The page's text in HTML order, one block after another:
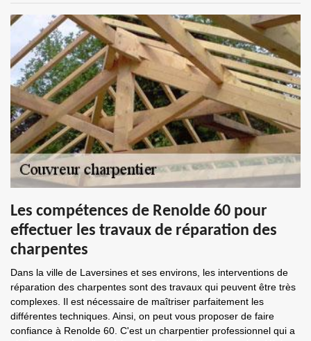
Les compétences de Renolde 60 pour
effectuer les travaux de réparation des
charpentes
Dans la ville de Laversines et ses environs, les interventions de
réparation des charpentes sont des travaux qui peuvent être très
complexes. Il est nécessaire de maîtriser parfaitement les
différentes techniques. Ainsi, on peut vous proposer de faire
confiance à Renolde 60. C'est un charpentier professionnel qui a